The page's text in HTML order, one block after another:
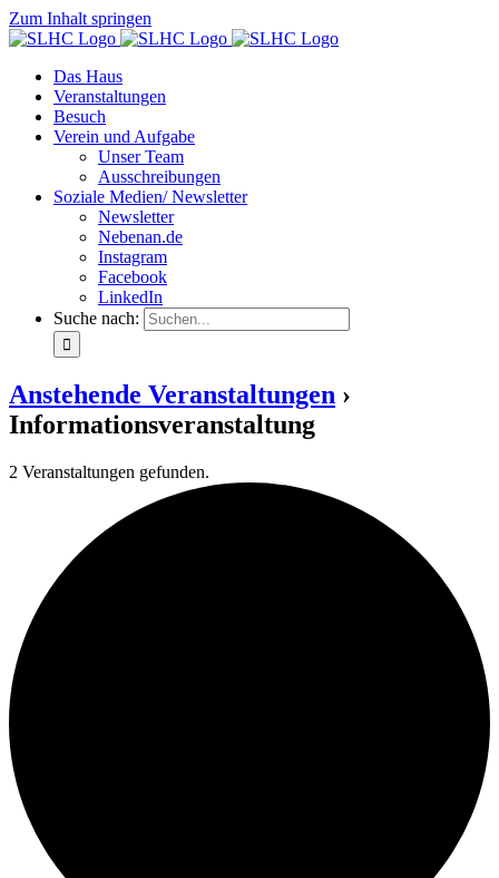
Zum Inhalt springen
Das Haus
Veranstaltungen
Besuch
Verein und Aufgabe
Unser Team
Ausschreibungen
Soziale Medien/ Newsletter
Newsletter
Nebenan.de
Instagram
Facebook
LinkedIn
Suche nach:
Anstehende Veranstaltungen ›
Informationsveranstaltung
2 Veranstaltungen gefunden.